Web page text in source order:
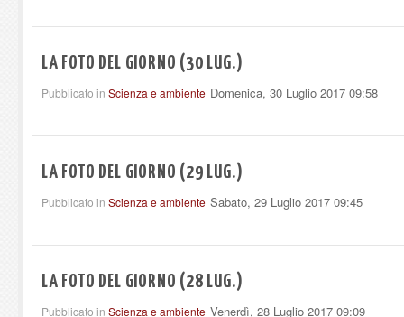
LA FOTO DEL GIORNO (30 LUG.)
Pubblicato in Scienza e ambiente Domenica, 30 Luglio 2017 09:58
LA FOTO DEL GIORNO (29 LUG.)
Pubblicato in Scienza e ambiente Sabato, 29 Luglio 2017 09:45
LA FOTO DEL GIORNO (28 LUG.)
Pubblicato in Scienza e ambiente Venerdì, 28 Luglio 2017 09:09